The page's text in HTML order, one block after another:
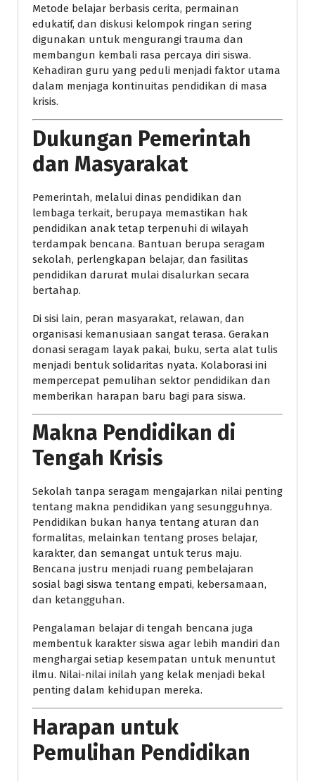
Metode belajar berbasis cerita, permainan
edukatif, dan diskusi kelompok ringan sering
digunakan untuk mengurangi trauma dan
membangun kembali rasa percaya diri siswa.
Kehadiran guru yang peduli menjadi faktor utama
dalam menjaga kontinuitas pendidikan di masa
krisis.
Dukungan Pemerintah
dan Masyarakat
Pemerintah, melalui dinas pendidikan dan
lembaga terkait, berupaya memastikan hak
pendidikan anak tetap terpenuhi di wilayah
terdampak bencana. Bantuan berupa seragam
sekolah, perlengkapan belajar, dan fasilitas
pendidikan darurat mulai disalurkan secara
bertahap.
Di sisi lain, peran masyarakat, relawan, dan
organisasi kemanusiaan sangat terasa. Gerakan
donasi seragam layak pakai, buku, serta alat tulis
menjadi bentuk solidaritas nyata. Kolaborasi ini
mempercepat pemulihan sektor pendidikan dan
memberikan harapan baru bagi para siswa.
Makna Pendidikan di
Tengah Krisis
Sekolah tanpa seragam mengajarkan nilai penting
tentang makna pendidikan yang sesungguhnya.
Pendidikan bukan hanya tentang aturan dan
formalitas, melainkan tentang proses belajar,
karakter, dan semangat untuk terus maju.
Bencana justru menjadi ruang pembelajaran
sosial bagi siswa tentang empati, kebersamaan,
dan ketangguhan.
Pengalaman belajar di tengah bencana juga
membentuk karakter siswa agar lebih mandiri dan
menghargai setiap kesempatan untuk menuntut
ilmu. Nilai-nilai inilah yang kelak menjadi bekal
penting dalam kehidupan mereka.
Harapan untuk
Pemulihan Pendidikan